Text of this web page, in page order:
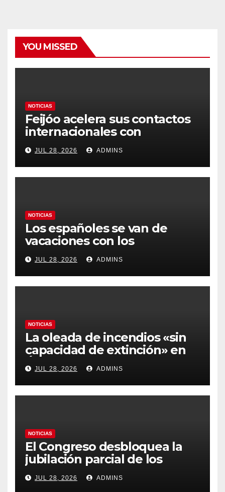
YOU MISSED
NOTICIAS
Feijóo acelera sus contactos
internacionales con
Latinoamérica como socio
prioritario en su agenda de
gobierno
JUL 28, 2026 ADMINS
NOTICIAS
Los españoles se van de
vacaciones con los
carburantes hasta un 21%
más caros que el año pasado
y los hoteles disparados
JUL 28, 2026 ADMINS
NOTICIAS
La oleada de incendios «sin
capacidad de extinción» en
Ávila y al oeste de Madrid
obliga a declarar la
emergencia nacional
JUL 28, 2026 ADMINS
NOTICIAS
El Congreso desbloquea la
jubilación parcial de los
trabajadores laborales del
sector público
JUL 28, 2026 ADMINS